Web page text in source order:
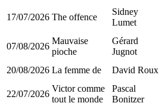
17/07/2026 The offence
Sidney
Lumet
07/08/2026
Mauvaise
pioche
Gérard
Jugnot
20/08/2026 La femme de David Roux
22/07/2026
Victor comme
tout le monde
Pascal
Bonitzer